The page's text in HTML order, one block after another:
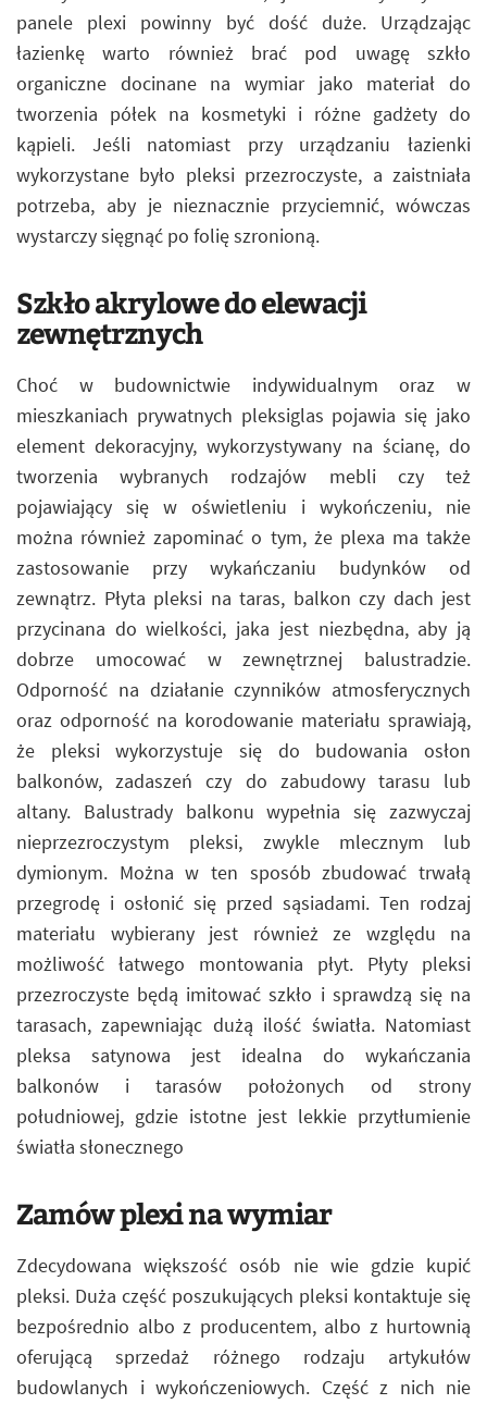
panele plexi powinny być dość duże. Urządzając
łazienkę warto również brać pod uwagę szkło
organiczne docinane na wymiar jako materiał do
tworzenia półek na kosmetyki i różne gadżety do
kąpieli. Jeśli natomiast przy urządzaniu łazienki
wykorzystane było pleksi przezroczyste, a zaistniała
potrzeba, aby je nieznacznie przyciemnić, wówczas
wystarczy sięgnąć po folię szronioną.
Szkło akrylowe do elewacji
zewnętrznych
Choć w budownictwie indywidualnym oraz w
mieszkaniach prywatnych pleksiglas pojawia się jako
element dekoracyjny, wykorzystywany na ścianę, do
tworzenia wybranych rodzajów mebli czy też
pojawiający się w oświetleniu i wykończeniu, nie
można również zapominać o tym, że plexa ma także
zastosowanie przy wykańczaniu budynków od
zewnątrz. Płyta pleksi na taras, balkon czy dach jest
przycinana do wielkości, jaka jest niezbędna, aby ją
dobrze umocować w zewnętrznej balustradzie.
Odporność na działanie czynników atmosferycznych
oraz odporność na korodowanie materiału sprawiają,
że pleksi wykorzystuje się do budowania osłon
balkonów, zadaszeń czy do zabudowy tarasu lub
altany. Balustrady balkonu wypełnia się zazwyczaj
nieprzezroczystym pleksi, zwykle mlecznym lub
dymionym. Można w ten sposób zbudować trwałą
przegrodę i osłonić się przed sąsiadami. Ten rodzaj
materiału wybierany jest również ze względu na
możliwość łatwego montowania płyt. Płyty pleksi
przezroczyste będą imitować szkło i sprawdzą się na
tarasach, zapewniając dużą ilość światła. Natomiast
pleksa satynowa jest idealna do wykańczania
balkonów i tarasów położonych od strony
południowej, gdzie istotne jest lekkie przytłumienie
światła słonecznego
Zamów plexi na wymiar
Zdecydowana większość osób nie wie gdzie kupić
pleksi. Duża część poszukujących pleksi kontaktuje się
bezpośrednio albo z producentem, albo z hurtownią
oferującą sprzedaż różnego rodzaju artykułów
budowlanych i wykończeniowych. Część z nich nie